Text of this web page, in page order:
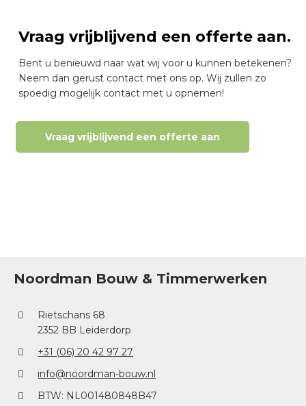
Vraag vrijblijvend een offerte aan.
Bent u benieuwd naar wat wij voor u kunnen betekenen?
Neem dan gerust contact met ons op. Wij zullen zo
spoedig mogelijk contact met u opnemen!
Vraag vrijblijvend een offerte aan
Noordman Bouw & Timmerwerken
Rietschans 68
2352 BB Leiderdorp
+31 (06) 20 42 97 27
info@noordman-bouw.nl
BTW: NL001480848B47